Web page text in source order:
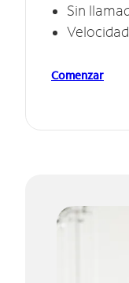
Sin
Comenzar